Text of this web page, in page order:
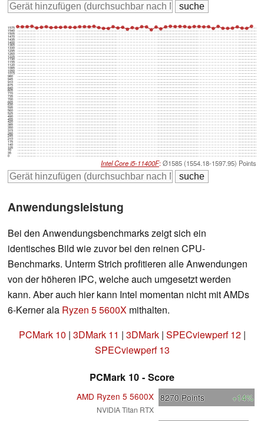
0
35
70
105
140
175
210
245
280
315
350
385
420
455
490
525
560
595
630
665
700
735
770
805
840
875
910
945
980
1015
1050
1085
1120
1155
1190
1225
1260
1295
1330
1365
1400
1435
1470
1505
1540
1575
Intel Core i5-11400F:Ø1585 (1554.18-1597.95) Points
Anwendungsleistung
Bei den Anwendungsbenchmarks zeigt sich ein
identisches Bild wie zuvor bei den reinen CPU-
Benchmarks. Unterm Strich profitieren alle Anwendungen
von der höheren IPC, welche auch umgesetzt werden
kann. Aber auch hier kann Intel momentan nicht mit AMDs
6-Kerner ala Ryzen 5 5600X mithalten.
PCMark 10 | 3DMark 11 | 3DMark| SPECviewperf 12|
SPECviewperf 13
PCMark 10 - Score
AMD Ryzen 5 5600X
NVIDIA Titan RTX
8270 Points +14%